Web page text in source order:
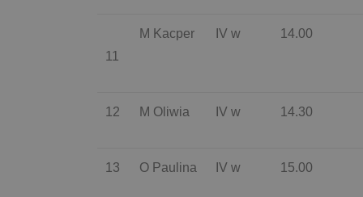
11
M Kacper IV w 14.00
12 M Oliwia IV w 14.30
13 O Paulina IV w 15.00